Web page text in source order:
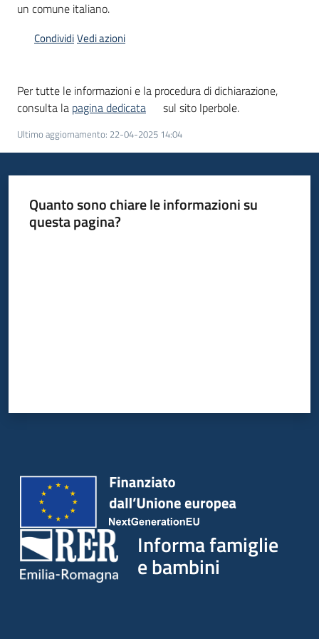
Informazioni
Newsletter
un comune italiano.
CondividiVedi azioni
Per tutte le informazioni e la procedura di dichiarazione,
consulta la pagina dedicata sul sito Iperbole.
Ultimo aggiornamento: 22-04-2025 14:04
Quanto sono chiare le informazioni su
questa pagina?
Informa famiglie
e bambini